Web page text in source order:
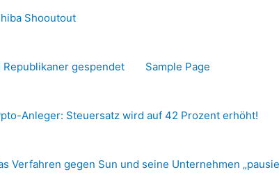
Shooutout
Republikaner gespendet Sample Page
Anleger: Steuersatz wird auf 42 Prozent erhöht!
Verfahren gegen Sun und seine Unternehmen